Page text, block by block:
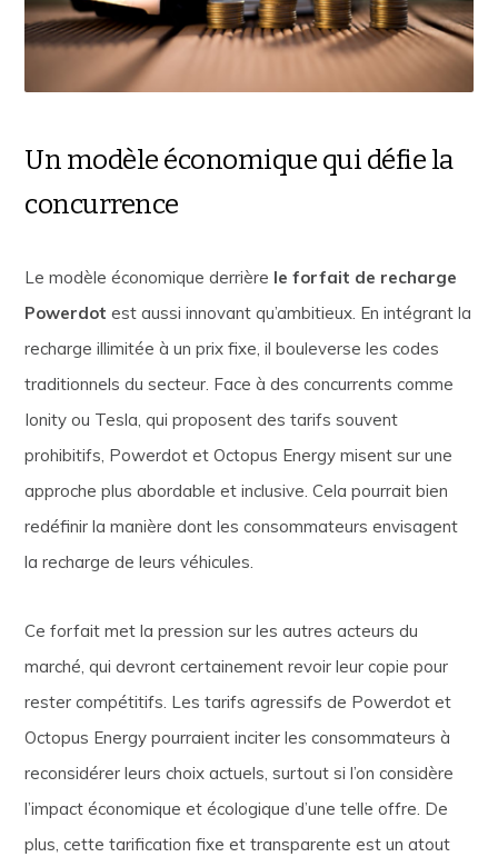
Un modèle économique qui défie la
concurrence
Le modèle économique derrière le forfait de recharge
Powerdot est aussi innovant qu’ambitieux. En intégrant la
recharge illimitée à un prix fixe, il bouleverse les codes
traditionnels du secteur. Face à des concurrents comme
Ionity ou Tesla, qui proposent des tarifs souvent
prohibitifs, Powerdot et Octopus Energy misent sur une
approche plus abordable et inclusive. Cela pourrait bien
redéfinir la manière dont les consommateurs envisagent
la recharge de leurs véhicules.
Ce forfait met la pression sur les autres acteurs du
marché, qui devront certainement revoir leur copie pour
rester compétitifs. Les tarifs agressifs de Powerdot et
Octopus Energy pourraient inciter les consommateurs à
reconsidérer leurs choix actuels, surtout si l’on considère
l’impact économique et écologique d’une telle offre. De
plus, cette tarification fixe et transparente est un atout